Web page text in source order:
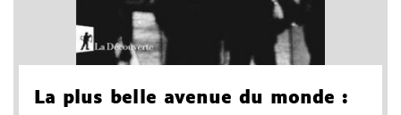
La plus belle avenue du monde :